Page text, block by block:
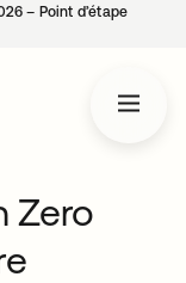
– Point d’étape
Zero